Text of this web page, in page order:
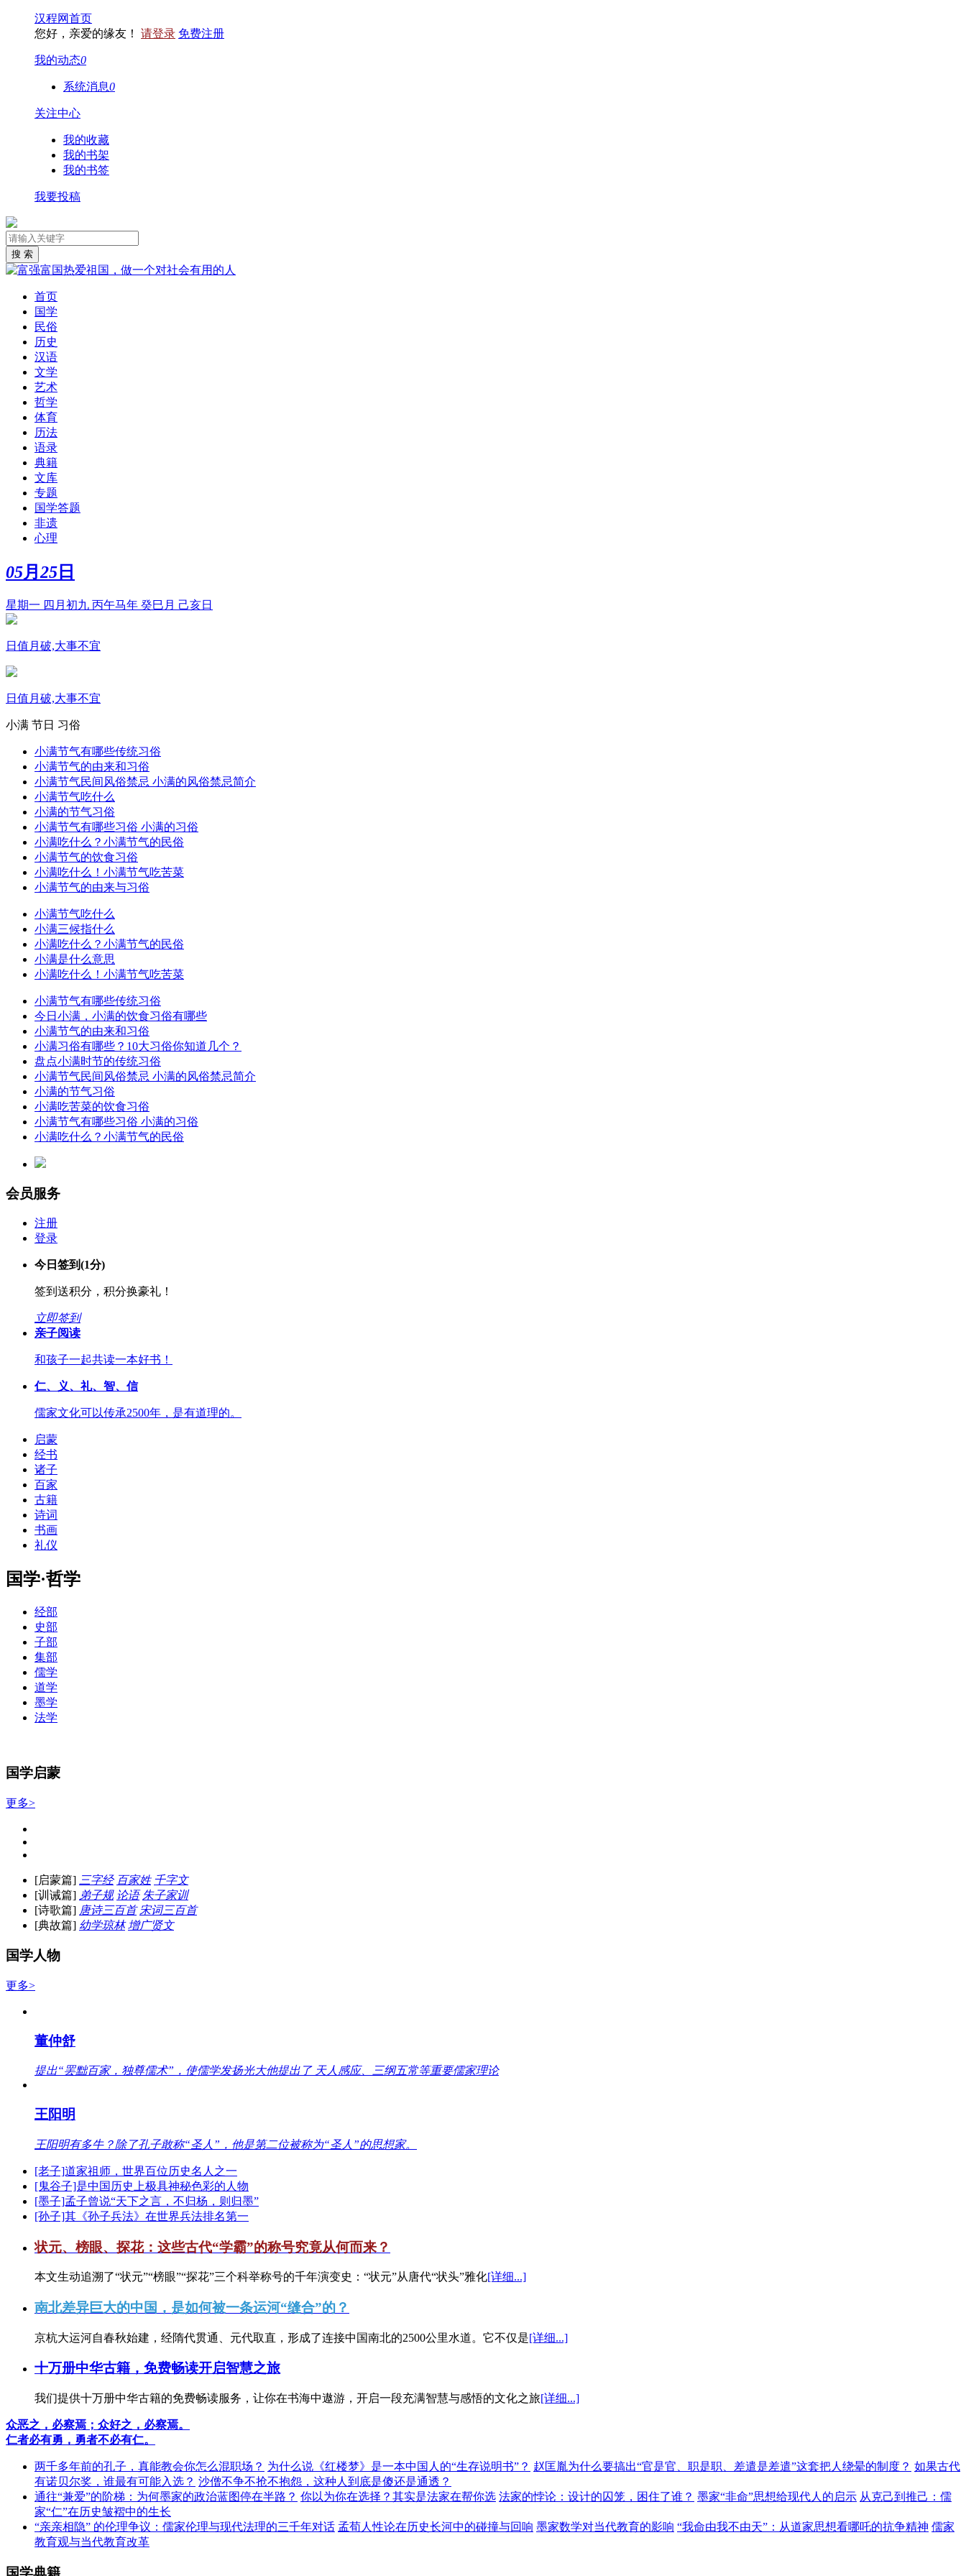
汉程网首页
您好，亲爱的缘友！ 请登录 免费注册
我的动态0
系统消息0
关注中心
我的收藏
我的书架
我的书签
我要投稿
首页
国学
民俗
历史
汉语
文学
艺术
哲学
体育
历法
语录
典籍
文库
专题
国学答题
非遗
心理
05月 25 日
星期一 四月初九 丙午马年 癸巳月 己亥日
日值月破,大事不宜
日值月破,大事不宜
小满 节日 习俗
小满节气有哪些传统习俗
小满节气的由来和习俗
小满节气民间风俗禁忌 小满的风俗禁忌简介
小满节气吃什么
小满的节气习俗
小满节气有哪些习俗 小满的习俗
小满吃什么？小满节气的民俗
小满节气的饮食习俗
小满吃什么！小满节气吃苦菜
小满节气的由来与习俗
小满节气吃什么
小满三候指什么
小满吃什么？小满节气的民俗
小满是什么意思
小满吃什么！小满节气吃苦菜
小满节气有哪些传统习俗
今日小满，小满的饮食习俗有哪些
小满节气的由来和习俗
小满习俗有哪些？10大习俗你知道几个？
盘点小满时节的传统习俗
小满节气民间风俗禁忌 小满的风俗禁忌简介
小满的节气习俗
小满吃苦菜的饮食习俗
小满节气有哪些习俗 小满的习俗
小满吃什么？小满节气的民俗
会员服务
注册
登录
今日签到(1分)
签到送积分，积分换豪礼！
立即签到
亲子阅读
和孩子一起共读一本好书！
仁、义、礼、智、信
儒家文化可以传承2500年，是有道理的。
启蒙
经书
诸子
百家
古籍
诗词
书画
礼仪
国学·哲学
经部
史部
子部
集部
儒学
道学
墨学
法学
国学启蒙
更多>
[启蒙篇] 三字经 百家姓 千字文
[训诫篇] 弟子规 论语 朱子家训
[诗歌篇] 唐诗三百首 宋词三百首
[典故篇] 幼学琼林 增广贤文
国学人物
更多>
董仲舒
提出“罢黜百家，独尊儒术”，使儒学发扬光大他提出了 天人感应、三纲五常等重要儒家理论
王阳明
王阳明有多牛？除了孔子敢称“圣人”，他是第二位被称为“圣人”的思想家。
[老子]道家祖师，世界百位历史名人之一
[鬼谷子]是中国历史上极具神秘色彩的人物
[墨子]孟子曾说“天下之言，不归杨，则归墨”
[孙子]其《孙子兵法》在世界兵法排名第一
状元、榜眼、探花：这些古代“学霸”的称号究竟从何而来？
本文生动追溯了“状元”“榜眼”“探花”三个科举称号的千年演变史：“状元”从唐代“状头”雅化[详细...]
南北差异巨大的中国，是如何被一条运河“缝合”的？
京杭大运河自春秋始建，经隋代贯通、元代取直，形成了连接中国南北的2500公里水道。它不仅是[详细...]
十万册中华古籍，免费畅读开启智慧之旅
我们提供十万册中华古籍的免费畅读服务，让你在书海中遨游，开启一段充满智慧与感悟的文化之旅[详细...]
众恶之，必察焉；众好之，必察焉。
仁者必有勇，勇者不必有仁。
两千多年前的孔子，真能教会你怎么混职场？ 为什么说《红楼梦》是一本中国人的“生存说明书”？ 赵匡胤为什么要搞出“官是官、职是职、差遣是差遣”这套把人绕晕的制度？ 如果古代
有诺贝尔奖，谁最有可能入选？ 沙僧不争不抢不抱怨，这种人到底是傻还是通透？
通往“兼爱”的阶梯：为何墨家的政治蓝图停在半路？ 你以为你在选择？其实是法家在帮你选 法家的悖论：设计的囚笼，困住了谁？ 墨家“非命”思想给现代人的启示 从克己到推己：儒
家“仁”在历史皱褶中的生长
“亲亲相隐” 的伦理争议：儒家伦理与现代法理的三千年对话 孟荀人性论在历史长河中的碰撞与回响 墨家数学对当代教育的影响 “我命由我不由天”：从道家思想看哪吒的抗争精神 儒家
教育观与当代教育改革
国学典籍